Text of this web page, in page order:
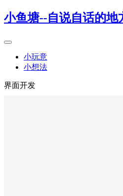
小鱼塘--自说自话的地
小玩意
小想法
界面开发